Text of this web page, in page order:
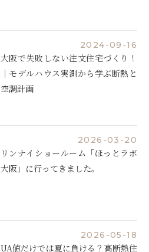
2024-09-16
大阪で失敗しない注文住宅づくり！
｜モデルハウス実測から学ぶ断熱と
空調計画
2026-03-20
リンナイショールーム「ほっとラボ
大阪」に行ってきました。
2026-05-18
UA値だけでは夏に負ける？高断熱住